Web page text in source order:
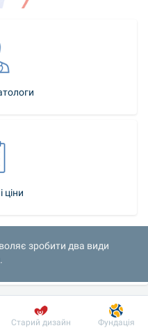
ціни
зробити два види
Пацієнту
Старий дизайн Фундація